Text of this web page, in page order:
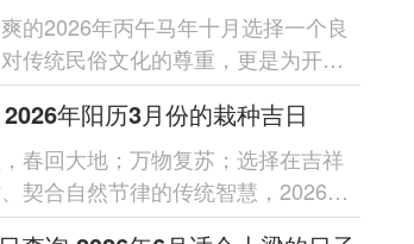
的2026年丙午马年十月选择一个良
传统民俗文化的尊重，更是为开启
意与...
年阳历3月份的栽种吉日
春回大地；万物复苏；选择在吉祥
契合自然节律的传统智慧，2026年3
渐盛，土壤滋...